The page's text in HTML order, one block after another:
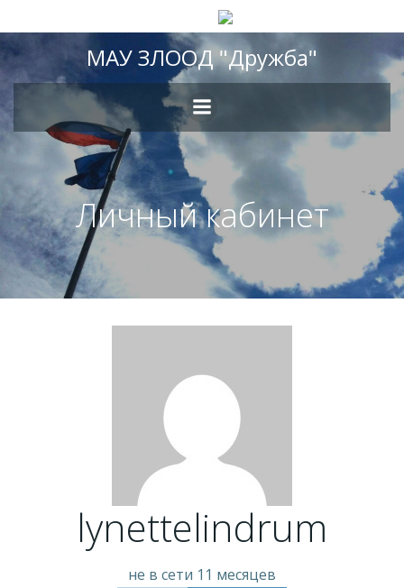
Перейти
к
содержимому
МАУ ЗЛООД "Дружба"
Личный кабинет
lynettelindrum
не в сети 11 месяцев